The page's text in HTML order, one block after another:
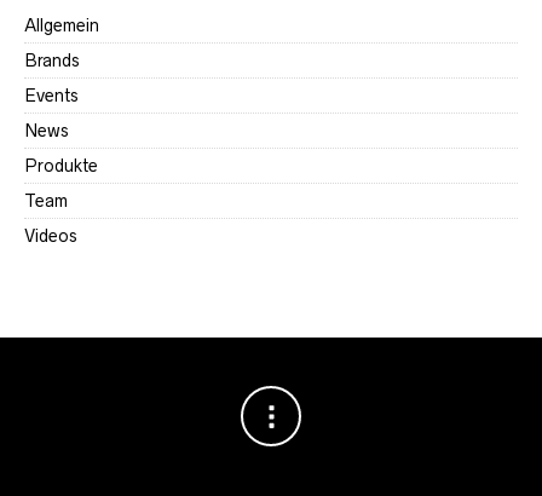
Allgemein
Brands
Events
News
Produkte
Team
Videos